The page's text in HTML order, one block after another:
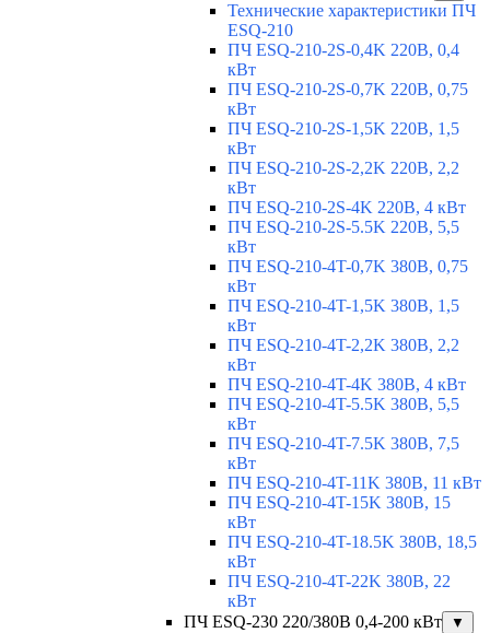
Технические характеристики ПЧ
ESQ-210
ПЧ ESQ-210-2S-0,4K 220В, 0,4
кВт
ПЧ ESQ-210-2S-0,7K 220В, 0,75
кВт
ПЧ ESQ-210-2S-1,5K 220В, 1,5
кВт
ПЧ ESQ-210-2S-2,2K 220В, 2,2
кВт
ПЧ ESQ-210-2S-4K 220В, 4 кВт
ПЧ ESQ-210-2S-5.5K 220В, 5,5
кВт
ПЧ ESQ-210-4T-0,7K 380В, 0,75
кВт
ПЧ ESQ-210-4T-1,5K 380В, 1,5
кВт
ПЧ ESQ-210-4T-2,2K 380В, 2,2
кВт
ПЧ ESQ-210-4T-4K 380В, 4 кВт
ПЧ ESQ-210-4T-5.5K 380В, 5,5
кВт
ПЧ ESQ-210-4T-7.5K 380В, 7,5
кВт
ПЧ ESQ-210-4T-11K 380В, 11 кВт
ПЧ ESQ-210-4T-15K 380В, 15
кВт
ПЧ ESQ-210-4T-18.5K 380В, 18,5
кВт
ПЧ ESQ-210-4T-22K 380В, 22
кВт
ПЧ ESQ-230 220/380В 0,4-200 кВт
▼